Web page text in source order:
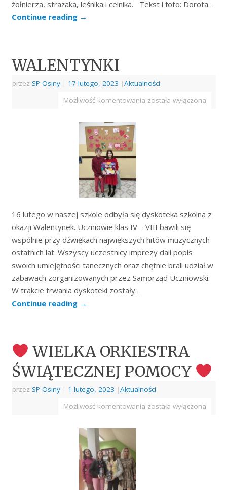
żołnierza, strażaka, leśnika i celnika. Tekst i foto: Dorota…
Continue reading →
WALENTYNKI
przez SP Osiny | 17 lutego, 2023 |Aktualności
Możliwość komentowania została wyłączona
16 lutego w naszej szkole odbyła się dyskoteka szkolna z
okazji Walentynek. Uczniowie klas IV – VIII bawili się
wspólnie przy dźwiękach największych hitów muzycznych
ostatnich lat. Wszyscy uczestnicy imprezy dali popis
swoich umiejętności tanecznych oraz chętnie brali udział w
zabawach zorganizowanych przez Samorząd Uczniowski.
W trakcie trwania dyskoteki zostały…
Continue reading →
WIELKA ORKIESTRA
ŚWIĄTECZNEJ POMOCY
przez SP Osiny | 1 lutego, 2023 |Aktualności
Możliwość komentowania została wyłączona